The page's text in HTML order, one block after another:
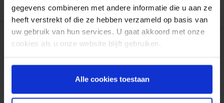
gegevens combineren met andere informatie die u aan ze
heeft verstrekt of die ze hebben verzameld op basis van
uw gebruik van hun services. U gaat akkoord met onze
cookies als u onze website blijft gebruiken.
Alle cookies toestaan